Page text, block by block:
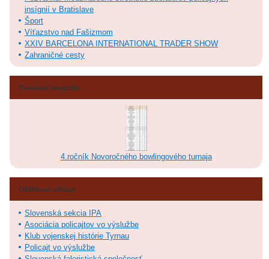
insígnií v Bratislave
Šport
Víťazstvo nad Fašizmom
XXIV BARCELONA INTERNATIONAL TRADER SHOW
Zahraničné cesty
Posledné fotografie
4.ročník Novoročného bowlingového turnaja
Obľúbené odkazy
Slovenská sekcia IPA
Asociácia policajtov vo výslužbe
Klub vojenskej histórie Tyrnau
Policajt vo výslužbe